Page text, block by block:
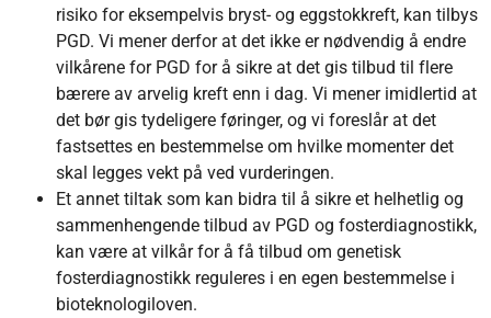
risiko for eksempelvis bryst- og eggstokkreft, kan tilbys
PGD. Vi mener derfor at det ikke er nødvendig å endre
vilkårene for PGD for å sikre at det gis tilbud til flere
bærere av arvelig kreft enn i dag. Vi mener imidlertid at
det bør gis tydeligere føringer, og vi foreslår at det
fastsettes en bestemmelse om hvilke momenter det
skal legges vekt på ved vurderingen.
Et annet tiltak som kan bidra til å sikre et helhetlig og
sammenhengende tilbud av PGD og fosterdiagnostikk,
kan være at vilkår for å få tilbud om genetisk
fosterdiagnostikk reguleres i en egen bestemmelse i
bioteknologiloven.